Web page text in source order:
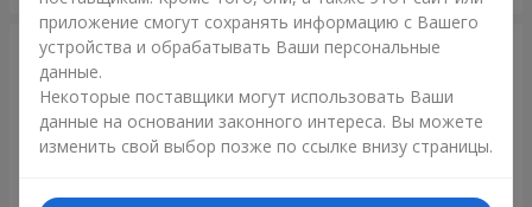
приложение смогут сохранять информацию с Вашего
устройства и обрабатывать Ваши персональные
данные.
Некоторые поставщики могут использовать Ваши
данные на основании законного интереса. Вы можете
изменить свой выбор позже по ссылке внизу страницы.